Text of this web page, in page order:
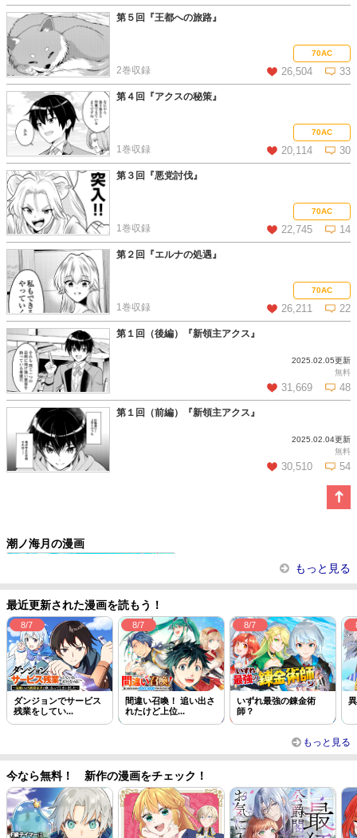
この話を読む コメントを見る
第５回『王都への旅路』
70AC
26,504 33
2巻収録
この話を読む コメントを見る
第４回『アクスの秘策』
70AC
20,114 30
1巻収録
この話を読む コメントを見る
第３回『悪党討伐』
70AC
22,745 14
1巻収録
この話を読む コメントを見る
第２回『エルナの処遇』
70AC
26,211 22
1巻収録
この話を読む コメントを見る
第１回（後編）『新領主アクス』
2025.02.05更新
無料
31,669 48
この話を読む コメントを見る
第１回（前編）『新領主アクス』
2025.02.04更新
無料
30,510 54
潮ノ海月の漫画
もっと見る
最近更新された漫画を読もう！
8/7
ダンジョンでサービス
残業をしてい...
8/7
間違い召喚！ 追い出さ
れたけど上位...
8/7
いずれ最強の錬金術
師？
もっと見る
今なら無料！ 新作の漫画をチェック！